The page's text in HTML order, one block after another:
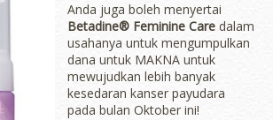
Anda juga boleh menyertai
Betadine® Feminine Care dalam
usahanya untuk mengumpulkan
dana untuk MAKNA untuk
mewujudkan lebih banyak
kesedaran kanser payudara
pada bulan Oktober ini!